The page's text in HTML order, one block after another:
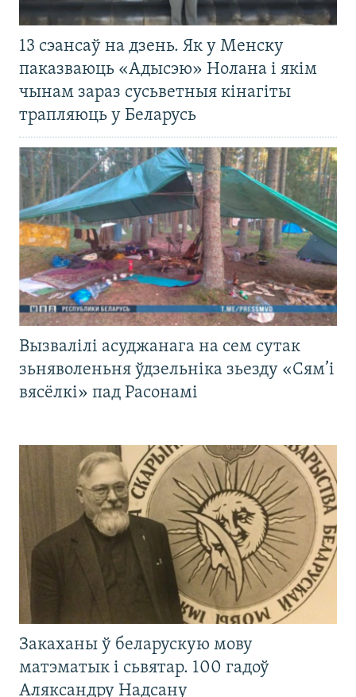
13 сэансаў на дзень. Як у Менску
паказваюць «Адысэю» Нолана і якім
чынам зараз сусьветныя кінагіты
трапляюць у Беларусь
Вызвалілі асуджанага на сем сутак
зьняволеньня ўдзельніка зьезду «Сям’і
вясёлкі» пад Расонамі
Закаханы ў беларускую мову
матэматык і сьвятар. 100 гадоў
Аляксандру Надсану